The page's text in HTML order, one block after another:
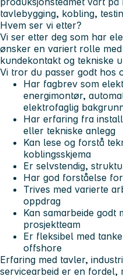
tavlebygging, kobling,
Hvem ser vi etter?
Vi ser etter deg som har
ønsker en variert rolle
kundekontakt og tekniske
Vi tror du passer godt hos
Har fagbrev som
energimontør,
elektrofaglig
Har erfaring fra
eller tekniske anlegg
Kan lese og forstå
koblingsskjema
Er selvstendig,
Har god forståelse
Trives med varierte
oppdrag
Kan samarbeide godt
prosjektteam
Er fleksibel med
offshore
Erfaring med tavler,
servicearbeid er en fordel,